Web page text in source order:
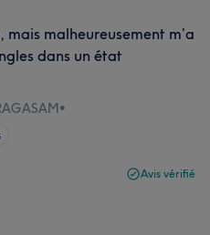
malheureusement m’a
dans un état
•
Avis vérifié